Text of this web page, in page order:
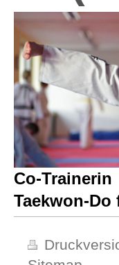
Co-Trainerin
Taekwon-